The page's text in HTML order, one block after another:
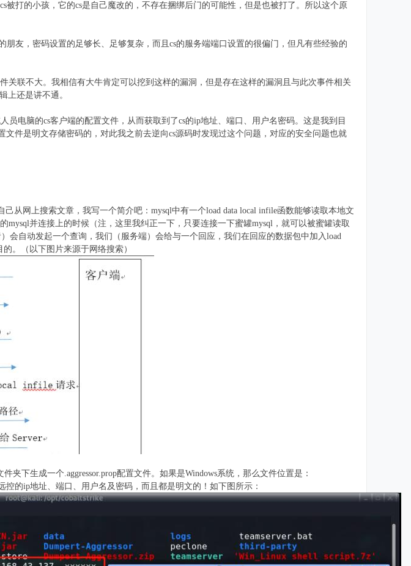
打的小孩，它的cs是自己魔改的，不存在捆绑后门的可能性，但是也被打了。所以这个原
友，密码设置的足够长、足够复杂，而且cs的服务端端口设置的很偏门，但凡有些经验的
关联不大。我相信有大牛肯定可以挖到这样的漏洞，但是存在这样的漏洞且与此次事件相关
上还是讲不通。
电脑的cs客户端的配置文件，从而获取到了cs的ip地址、端口、用户名密码。这是我到目
件是明文存储密码的，对此我之前去逆向cs源码时发现过这个问题，对应的安全问题也就
从网上搜索文章，我写一个简介吧：mysql中有一个load data local infile函数能够读取本地文
mysql并连接上的时候（注，这里我纠正一下，只要连接一下蜜罐mysql，就可以被蜜罐读取
会自动发起一个查询，我们（服务端）会给与一个回应，我们在回应的数据包中加入load
。（以下图片来源于网络搜索）
夹下生成一个.aggressor.prop配置文件。如果是Windows系统，那么文件位置是：
控的ip地址、端口、用户名及密码，而且都是明文的！如下图所示：